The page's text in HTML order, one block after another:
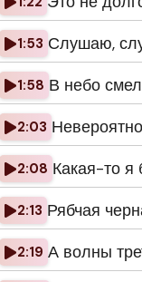
1:53 Слушаю,
1:58 В небо
2:03
2:08 Какая-то я
2:13 Рябчая
2:19 А волны